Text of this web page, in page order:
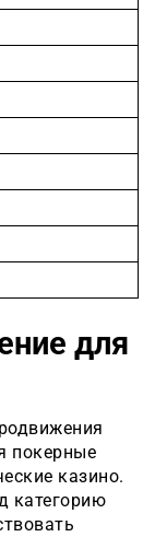
для
покерные
казино.
категорию